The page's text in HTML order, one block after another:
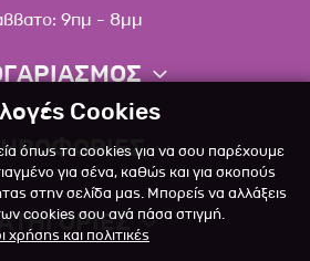
9πμ - 8μμ
λογαριασμού
αγαπημένων
επιστροφών
Σχετικά
Επικοινωνία
Cookies
όπως τα cookies για να σου παρέχουμε
για σένα, καθώς και για σκοπούς
στην σελίδα μας. Μπορείς να αλλάξεις
cookies σου ανά πάσα στιγμή.
χρήσης και πολιτικές